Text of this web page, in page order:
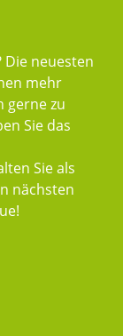
neuesten
mehr
gerne zu
Sie das
Sie als
nächsten